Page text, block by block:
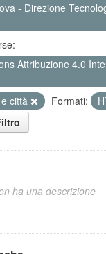
- Direzione
Attribuzione 4.0
città Formati:
ha una descrizione